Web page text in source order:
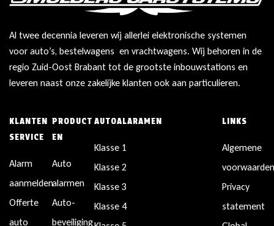
Al twee decennia leveren wij allerlei elektronische systemen
voor auto’s, bestelwagens en vrachtwagens. Wij behoren in de
regio Zuid-Oost Brabant tot de grootste inbouwstations en
leveren naast onze zakelijke klanten ook aan particulieren.
KLANTEN
SERVICE
Alarm
aanmelden
Offerte
auto
PRODUCT
EN
Auto
alarmen
Auto-
beveiliging
AUTOALARAMEN
Klasse 1
Klasse 2
Klasse 3
Klasse 4
LINKS
Algemene
Privacy
statement